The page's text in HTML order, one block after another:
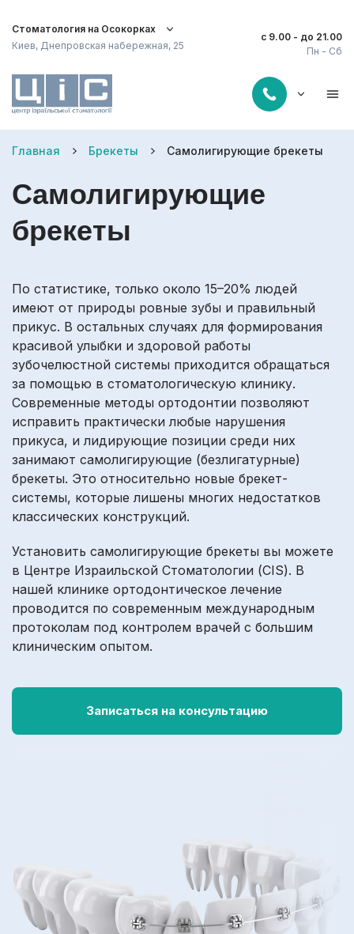
Стоматология на Осокорках
Киев, Днепровская набережная, 25
Пн - Сб
с 9.00 - до 21.00
Главная Брекеты Самолигирующие брекеты
Самолигирующие
брекеты
По статистике, только около 15–20% людей
имеют от природы ровные зубы и правильный
прикус. В остальных случаях для формирования
красивой улыбки и здоровой работы
зубочелюстной системы приходится обращаться
за помощью в стоматологическую клинику.
Современные методы ортодонтии позволяют
исправить практически любые нарушения
прикуса, и лидирующие позиции среди них
занимают самолигирующие (безлигатурные)
брекеты. Это относительно новые брекет-
системы, которые лишены многих недостатков
классических конструкций.
Установить самолигирующие брекеты вы можете
в Центре Израильской Стоматологии (CIS). В
нашей клинике ортодонтическое лечение
проводится по современным международным
протоколам под контролем врачей с большим
клиническим опытом.
Записаться на консультацию